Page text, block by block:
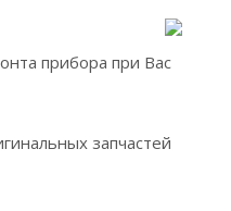
прибора при Вас
запчастей